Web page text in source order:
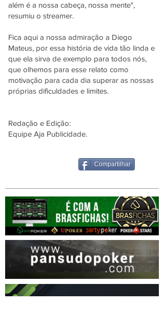
além é a nossa cabeça, nossa mente",
resumiu o streamer.
Fica aqui a nossa admiração a Diego
Mateus, por essa história de vida tão linda e
que ela sirva de exemplo para todos nós,
que olhemos para esse relato como
motivação para cada dia superar as nossas
próprias dificuldades e limites.
Redação e Edição:
Equipe Aja Publicidade.
Compartilhar